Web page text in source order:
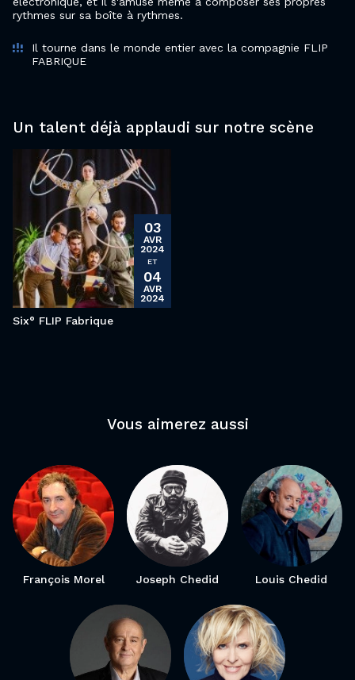
rythmes sur sa boîte à rythmes.
Il tourne dans le monde entier avec la compagnie FLIP
FABRIQUE
Un talent déjà applaudi sur notre scène
03
AVR
2024
ET
04
AVR
2024
Six° FLIP Fabrique
Vous aimerez aussi
François Morel Joseph Chedid Louis Chedid